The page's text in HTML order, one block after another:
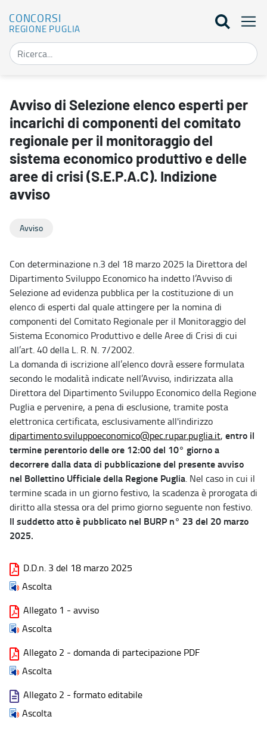
CONCORSI
REGIONE PUGLIA
Avviso di Selezione elenco esperti per
incarichi di componenti del comitato
regionale per il monitoraggio del
sistema economico produttivo e delle
aree di crisi (S.E.P.A.C). Indizione
avviso
Avviso
Con determinazione n.3 del 18 marzo 2025 la Direttora del
Dipartimento Sviluppo Economico ha indetto l’Avviso di
Selezione ad evidenza pubblica per la costituzione di un
elenco di esperti dal quale attingere per la nomina di
componenti del Comitato Regionale per il Monitoraggio del
Sistema Economico Produttivo e delle Aree di Crisi di cui
all’art. 40 della L. R. N. 7/2002.
La domanda di iscrizione all’elenco dovrà essere formulata
secondo le modalità indicate nell’Avviso, indirizzata alla
Direttora del Dipartimento Sviluppo Economico della Regione
Puglia e pervenire, a pena di esclusione, tramite posta
elettronica certificata, esclusivamente all'indirizzo
dipartimento.sviluppoeconomico@pec.rupar.puglia.it, entro il
termine perentorio delle ore 12:00 del 10° giorno a
decorrere dalla data di pubblicazione del presente avviso
nel Bollettino Ufficiale della Regione Puglia. Nel caso in cui il
termine scada in un giorno festivo, la scadenza è prorogata di
diritto alla stessa ora del primo giorno seguente non festivo.
Il suddetto atto è pubblicato nel BURP n° 23 del 20 marzo
2025.
D.D.n. 3 del 18 marzo 2025
Ascolta
Allegato 1 - avviso
Ascolta
Allegato 2 - domanda di partecipazione PDF
Ascolta
Allegato 2 - formato editabile
Ascolta